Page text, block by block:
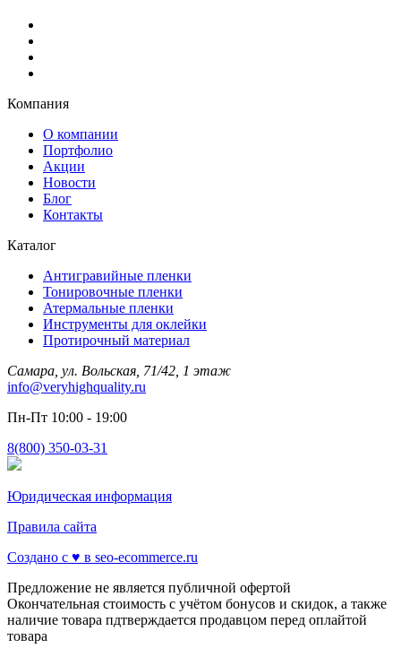
Компания
О компании
Портфолио
Акции
Новости
Блог
Контакты
Каталог
Антигравийные пленки
Тонировочные пленки
Атермальные пленки
Инструменты для оклейки
Протирочный материал
Самара, ул. Вольская, 71/42, 1 этаж
info@veryhighquality.ru
Пн-Пт 10:00 - 19:00
8(800) 350-03-31
Юридическая информация
Правила сайта
Создано с ♥️ в seo-ecommerce.ru
Предложение не является публичной офертой
Окончательная стоимость с учётом бонусов и скидок, а также
наличие товара пдтверждается продавцом перед оплайтой
товара